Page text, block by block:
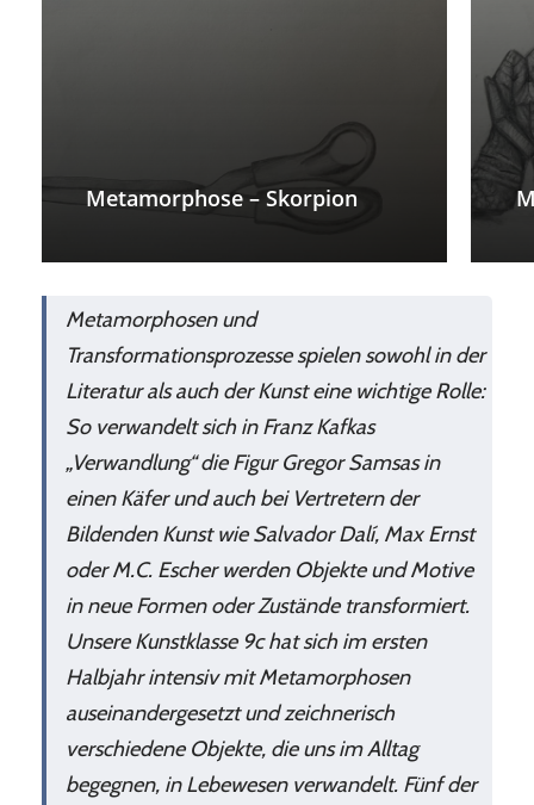
Metamorphose – Skorpion
Metamorphosen und
Transformationsprozesse spielen sowohl in der
Literatur als auch der Kunst eine wichtige Rolle:
So verwandelt sich in Franz Kafkas
„Verwandlung“ die Figur Gregor Samsas in
einen Käfer und auch bei Vertretern der
Bildenden Kunst wie Salvador Dalí, Max Ernst
oder M.C. Escher werden Objekte und Motive
in neue Formen oder Zustände transformiert.
Unsere Kunstklasse 9c hat sich im ersten
Halbjahr intensiv mit Metamorphosen
auseinandergesetzt und zeichnerisch
verschiedene Objekte, die uns im Alltag
begegnen, in Lebewesen verwandelt. Fünf der